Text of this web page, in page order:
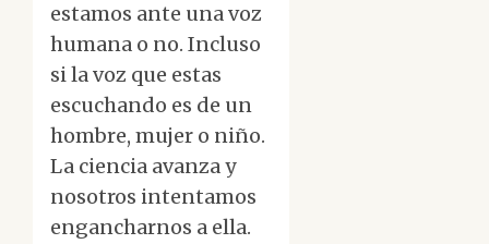
estamos ante una voz
humana o no. Incluso
si la voz que estas
escuchando es de un
hombre, mujer o niño.
La ciencia avanza y
nosotros intentamos
engancharnos a ella.